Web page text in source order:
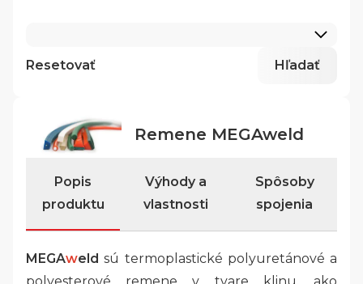
Resetovať Hľadať
Remene MEGAweld
Popis
produktu
Výhody a
vlastnosti
Spôsoby
spojenia
MEGAweld sú termoplastické polyuretánové a